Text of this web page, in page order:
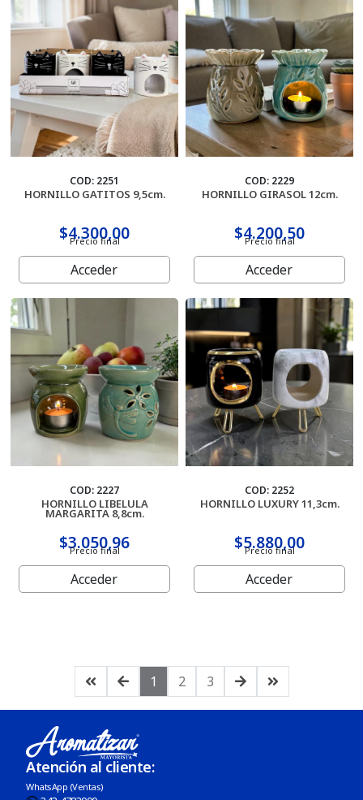
COD: 2251
HORNILLO GATITOS 9,5cm.
$4.300,00
Precio final
Acceder
COD: 2229
HORNILLO GIRASOL 12cm.
$4.200,50
Precio final
Acceder
COD: 2227
HORNILLO LIBELULA
MARGARITA 8,8cm.
$3.050,96
Precio final
Acceder
COD: 2252
HORNILLO LUXURY 11,3cm.
$5.880,00
Precio final
Acceder
1 2 3
Atención al cliente:
WhatsApp (Ventas)